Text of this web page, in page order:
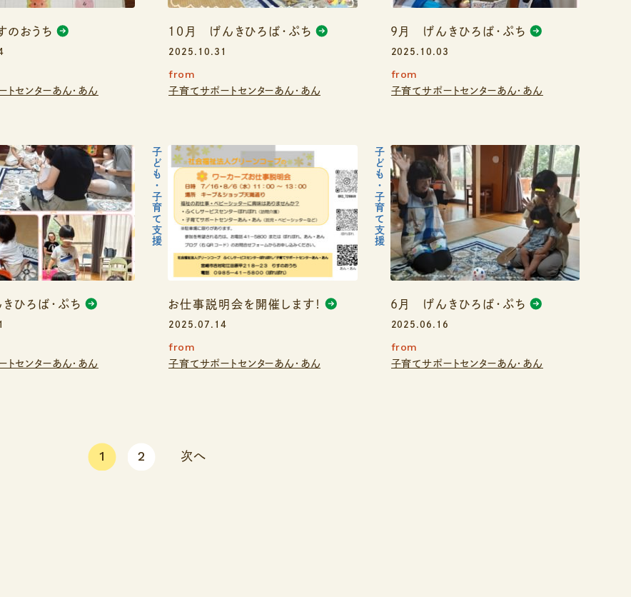
のおうち
トセンターあん・あん
10月 げんきひろば・ぷち
2025.10.31
from
子育てサポートセンターあん・あん
９月 げんきひろば・ぷち
2025.10.03
from
子育てサポートセンターあん・あん
ひろば・ぷち
トセンターあん・あん
お仕事説明会を開催します！
2025.07.14
from
子育てサポートセンターあん・あん
子ども・子育て支援
6月 げんきひろば・ぷち
2025.06.16
from
子育てサポートセンターあん・あん
子ども・子育て支援
1 2 次へ